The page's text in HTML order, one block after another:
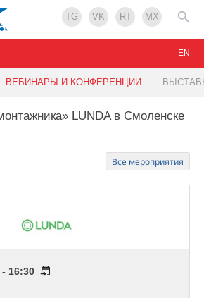
TG VK RT MX
ВЕБИНАРЫ И КОНФЕРЕНЦИИ
EN
LUNDA в Смоленске
Все мероприятия
16:30